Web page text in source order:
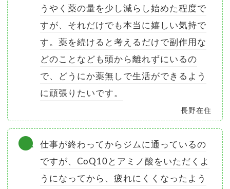
うやく薬の量を少し減らし始めた程度で
すが、それだけでも本当に嬉しい気持で
す。薬を続けると考えるだけで副作用な
どのことなども頭から離れずにいるの
で、どうにか薬無しで生活ができるよう
に頑張りたいです。
長野在住
仕事が終わってからジムに通っているの
ですが、CoQ10とアミノ酸をいただくよ
うになってから、疲れにくくなったよう